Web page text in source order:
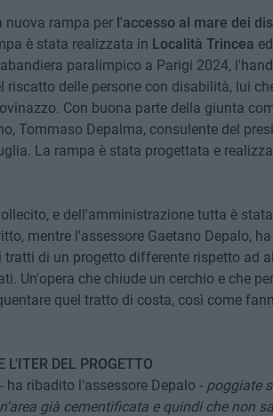
nuova rampa per l'accesso al mare dei
è stata realizzata in Località Trincea
paralimpico a Parigi 2024,
riscatto delle persone con disabilità, lui
Con buona parte della giunta
Tommaso Depalma, consulente del
La rampa è stata progettata e
e dell'amministrazione tutta è
mentre l'assessore Gaetano Depalo,
di un progetto differente rispetto ad
Un'opera che chiude un cerchio e che
quel tratto di costa, così come
L'ITER DEL PROGETTO
ha ribadito l'assessore Depalo - poggiate
già cementificata e quindi che non